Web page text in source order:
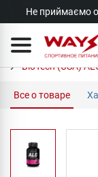
Не приймаємо
BioTech (USA)
Все о товаре